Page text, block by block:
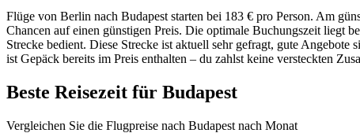
Flüge von Berlin nach Budapest starten bei 183 € pro Person. Am
Chancen auf einen günstigen Preis. Die optimale Buchungszeit
Strecke bedient. Diese Strecke ist aktuell sehr gefragt, gute
ist Gepäck bereits im Preis enthalten – du zahlst keine versteckten
Beste Reisezeit für Budapest
Vergleichen Sie die Flugpreise nach Budapest nach Monat